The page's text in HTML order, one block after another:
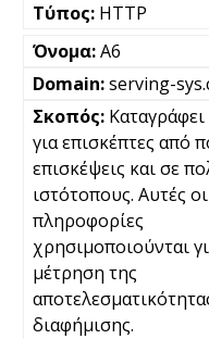
HTTP
A6
serving-
για επισκέπτες από
επισκέψεις και σε
ιστότοπους. Αυτές οι
πληροφορίες
χρησιμοποιούνται
μέτρηση της
διαφήμισης.